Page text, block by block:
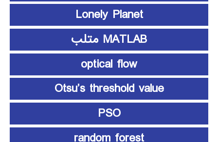
Lonely Planet
MATLAB متلب
optical flow
Otsu’s threshold value
PSO
random forest